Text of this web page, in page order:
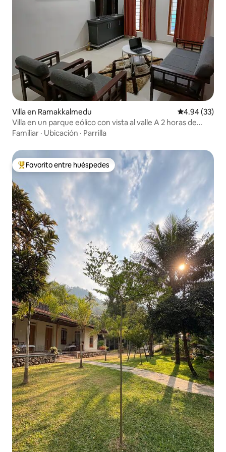
Villa en Ramakkalmedu Calificación
4.94 (33)
Villa en un parque eólico con vista al valle A 2 horas de
Munnar
Familiar · Ubicación · Parrilla
Favorito entre huéspedes preferido
Favorito entre huéspedes